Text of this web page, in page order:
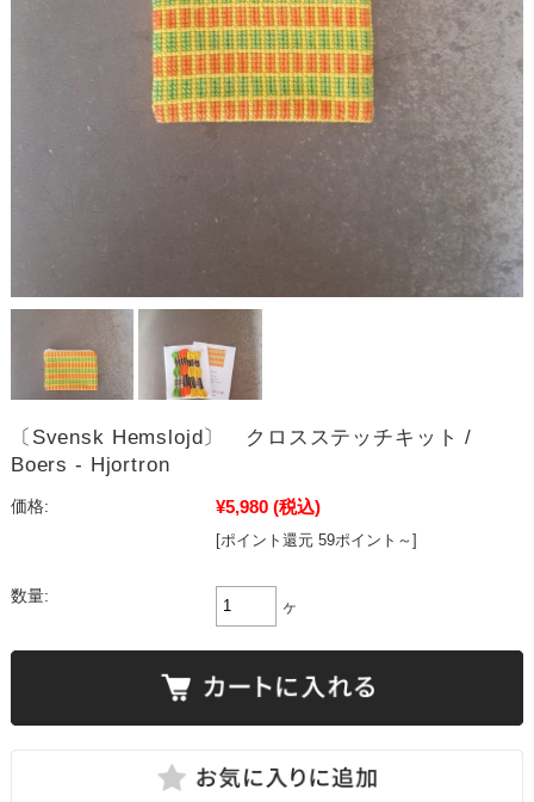
〔Svensk Hemslojd〕 クロスステッチキット /
Boers - Hjortron
価格: ¥5,980 (税込)
[ポイント還元 59ポイント～]
数量:
ヶ